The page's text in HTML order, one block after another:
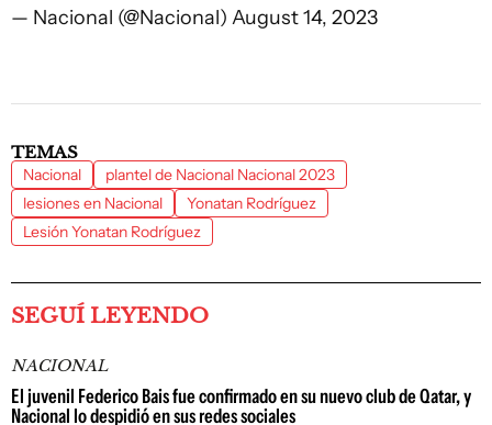
— Nacional (@Nacional) August 14, 2023
TEMAS
Nacional
plantel de Nacional Nacional 2023
lesiones en Nacional
Yonatan Rodríguez
Lesión Yonatan Rodríguez
SEGUÍ LEYENDO
NACIONAL
El juvenil Federico Bais fue confirmado en su nuevo club de Qatar, y
Nacional lo despidió en sus redes sociales